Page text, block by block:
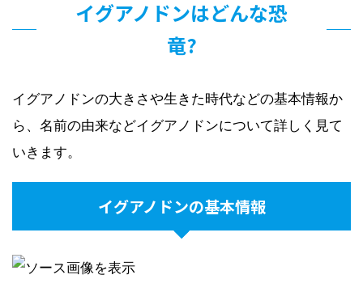
イグアノドンはどんな恐
竜?
イグアノドンの大きさや生きた時代などの基本情報か
ら、名前の由来などイグアノドンについて詳しく見て
いきます。
イグアノドンの基本情報